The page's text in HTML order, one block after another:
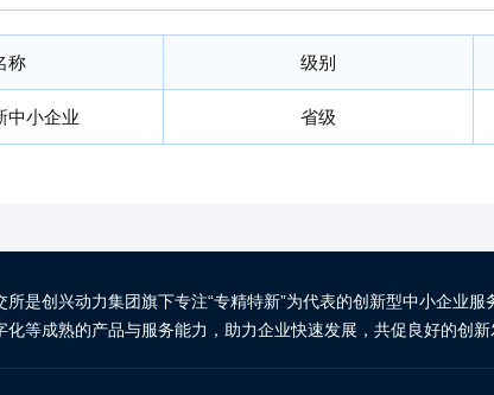
称 级别
中小企业 省级
所是创兴动力集团旗下专注“专精特新”为代表的创新型中小企业
化等成熟的产品与服务能力，助力企业快速发展，共促良好的创新